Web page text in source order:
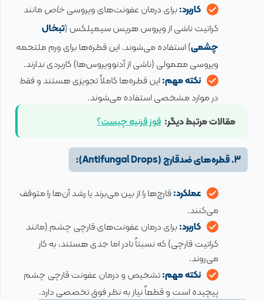
کاربرد:برای درمان عفونت‌های ویروسیخاصمانند
کراتیت ناشی از ویروس هرپس سیمپلکس (تبخال
چشمی) استفاده می‌شوند. این قطره‌ها برای ورم ملتحمه
ویروسی معمولی (ناشی از آدنوویروس‌ها) کاربردی ندارند.
نکته مهم:این قطره‌ها کاملاً تجویزی هستند و فقط
در موارد مشخصی استفاده می‌شوند.
مقالات مرتبط دیگر: قوز قرنیه چیست؟
3. قطره‌های ضدقارچ (Antifungal Drops):
عملکرد:قارچ‌ها را از بین می‌برند یا رشد آن‌ها را متوقف
می‌کنند.
کاربرد:برای درمان عفونت‌های قارچی چشم (مانند
کراتیت قارچی) که نسبتاً نادر اما جدی هستند، به کار
می‌روند.
نکته مهم:تشخیص و درمان عفونت قارچی چشم
پیچیده است و قطعاً نیاز به نظر فوق تخصصی دارد.